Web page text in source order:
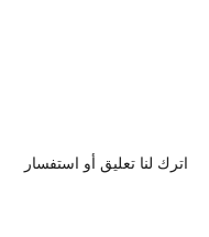
اترك لنا تعليق أو استفسار